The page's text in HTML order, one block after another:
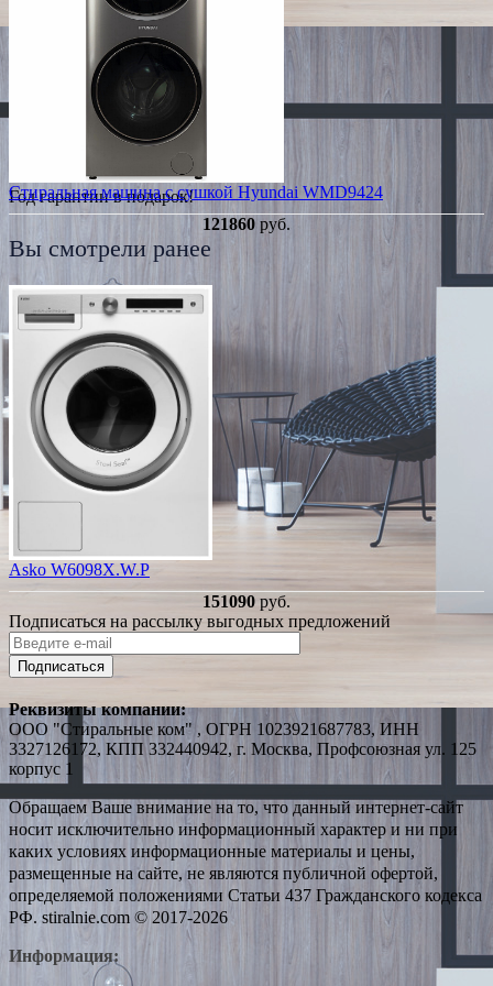
Год гарантии в подарок!
Стиральная машина с сушкой Hyundai WMD9424
121860 руб.
Вы смотрели ранее
Asko W6098X.W.P
151090 руб.
Подписаться на рассылку выгодных предложений
Подписаться
Реквизиты компании:
ООО "Стиральные ком" , ОГРН 1023921687783, ИНН
3327126172, КПП 332440942, г. Москва, Профсоюзная ул. 125
корпус 1
Обращаем Ваше внимание на то, что данный интернет-сайт
носит исключительно информационный характер и ни при
каких условиях информационные материалы и цены,
размещенные на сайте, не являются публичной офертой,
определяемой положениями Статьи 437 Гражданского кодекса
РФ. stiralnie.com © 2017-2026
Информация: